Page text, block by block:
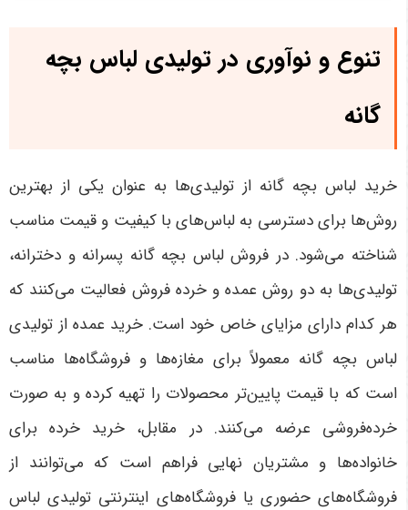
تنوع و نوآوری در تولیدی لباس بچه
گانه
خرید لباس بچه گانه از تولیدی‌ها به عنوان یکی از بهترین
روش‌ها برای دسترسی به لباس‌های با کیفیت و قیمت مناسب
شناخته می‌شود. در فروش لباس بچه گانه پسرانه و دخترانه،
تولیدی‌ها به دو روش عمده و خرده فروش فعالیت می‌کنند که
هر کدام دارای مزایای خاص خود است. خرید عمده از تولیدی
لباس بچه گانه معمولاً برای مغازه‌ها و فروشگاه‌ها مناسب
است که با قیمت پایین‌تر محصولات را تهیه کرده و به صورت
خرده‌فروشی عرضه می‌کنند. در مقابل، خرید خرده برای
خانواده‌ها و مشتریان نهایی فراهم است که می‌توانند از
فروشگاه‌های حضوری یا فروشگاه‌های اینترنتی تولیدی لباس